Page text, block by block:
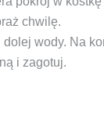
chwilę.
wody. Na
i zagotuj.